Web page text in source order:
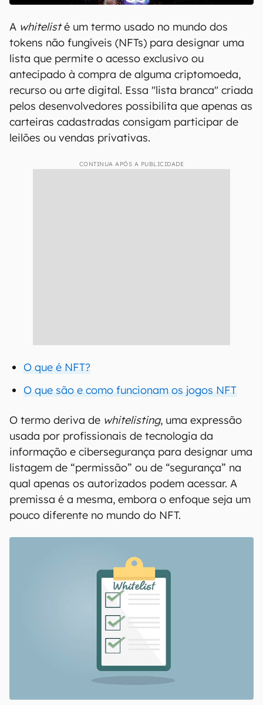
A whitelisté um termo usado no mundo dos
tokens não fungíveis (NFTs) para designar uma
lista que permite o acesso exclusivo ou
antecipado à compra de alguma criptomoeda,
recurso ou arte digital. Essa "lista branca" criada
pelos desenvolvedores possibilita que apenas as
carteiras cadastradas consigam participar de
leilões ou vendas privativas.
CONTINUA APÓS A PUBLICIDADE
O que é NFT?
O que são e como funcionam os jogos NFT
O termo deriva de whitelisting, uma expressão
usada por profissionais de tecnologia da
informação e cibersegurança para designar uma
listagem de “permissão” ou de “segurança” na
qual apenas os autorizados podem acessar. A
premissa é a mesma, embora o enfoque seja um
pouco diferente no mundo do NFT.